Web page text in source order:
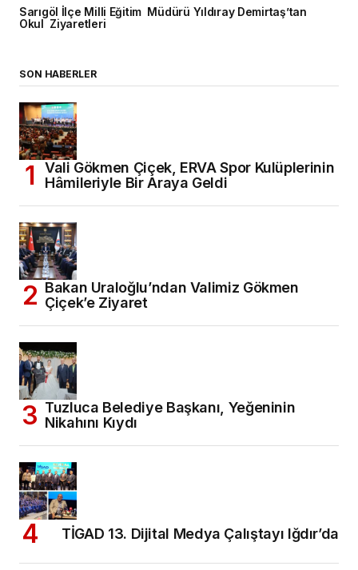
Sarıgöl İlçe Milli Eğitim Müdürü Yıldıray Demirtaş’tan
Okul Ziyaretleri
SON HABERLER
Vali Gökmen Çiçek, ERVA Spor Kulüplerinin
Hâmileriyle Bir Araya Geldi
Bakan Uraloğlu’ndan Valimiz Gökmen
Çiçek’e Ziyaret
Tuzluca Belediye Başkanı, Yeğeninin
Nikahını Kıydı
TİGAD 13. Dijital Medya Çalıştayı Iğdır’da